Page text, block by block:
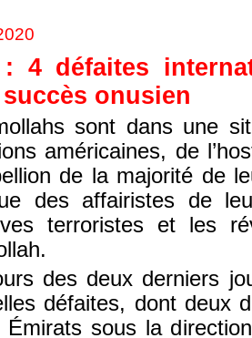
4 défaites
onusien
sont dans une
américaines, de
de la majorité de
des affairistes de
terroristes et les
des deux derniers
défaites, dont deux
Émirats sous la